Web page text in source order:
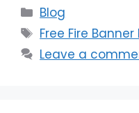
Categories
Blog
Tags
Free Fire Banner
Leave a